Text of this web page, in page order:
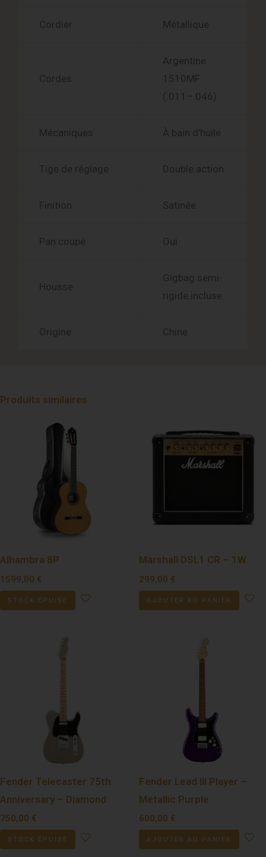
Cordier Métallique
Cordes
Argentine
1510MF
(.011–.046)
Mécaniques À bain d’huile
Tige de réglage Double action
Finition Satinée
Pan coupé Oui
Housse
Gigbag semi-
rigide incluse
Origine Chine
Produits similaires
Alhambra 8P
1599,00 €
STOCK ÉPUISÉ
Marshall DSL1 CR – 1W
299,00 €
AJOUTER AU PANIER
Fender Telecaster 75th
Anniversary – Diamond
750,00 €
STOCK ÉPUISÉ
Fender Lead III Player –
Metallic Purple
600,00 €
AJOUTER AU PANIER